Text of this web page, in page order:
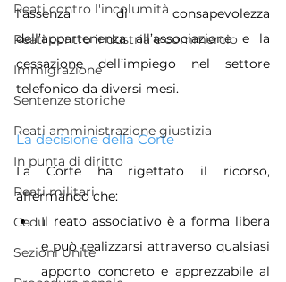
Reati contro l'incolumità
Reati contro industria e commercio
Immigrazione
Sentenze storiche
Reati amministrazione giustizia
In punta di diritto
Reati militari
Cedu
Sezioni Unite
l’assenza di consapevolezza
dell’appartenenza all’associazione e la
cessazione dell’impiego nel settore
telefonico da diversi mesi.
La decisione della Corte
La Corte ha rigettato il ricorso,
affermando che:
Il reato associativo è a forma libera
e può realizzarsi attraverso qualsiasi
apporto concreto e apprezzabile al